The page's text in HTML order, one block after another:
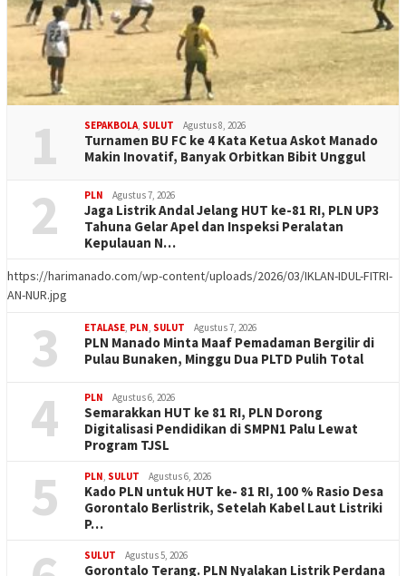
1 SEPAKBOLA, SULUT Agustus 8, 2026
Turnamen BU FC ke 4 Kata Ketua Askot Manado
Makin Inovatif, Banyak Orbitkan Bibit Unggul
2 PLN Agustus 7, 2026
Jaga Listrik Andal Jelang HUT ke-81 RI, PLN UP3
Tahuna Gelar Apel dan Inspeksi Peralatan
Kepulauan N…
https://harimanado.com/wp-content/uploads/2026/03/IKLAN-IDUL-FITRI-
AN-NUR.jpg
3 ETALASE, PLN, SULUT Agustus 7, 2026
PLN Manado Minta Maaf Pemadaman Bergilir di
Pulau Bunaken, Minggu Dua PLTD Pulih Total
4 PLN Agustus 6, 2026
Semarakkan HUT ke 81 RI, PLN Dorong
Digitalisasi Pendidikan di SMPN1 Palu Lewat
Program TJSL
5 PLN, SULUT Agustus 6, 2026
Kado PLN untuk HUT ke- 81 RI, 100 % Rasio Desa
Gorontalo Berlistrik, Setelah Kabel Laut Listriki
P…
SULUT Agustus 5, 2026
Gorontalo Terang. PLN Nyalakan Listrik Perdana